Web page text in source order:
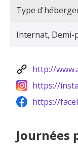
Type
Internat, Demi-
http://
https://
https://
Journées